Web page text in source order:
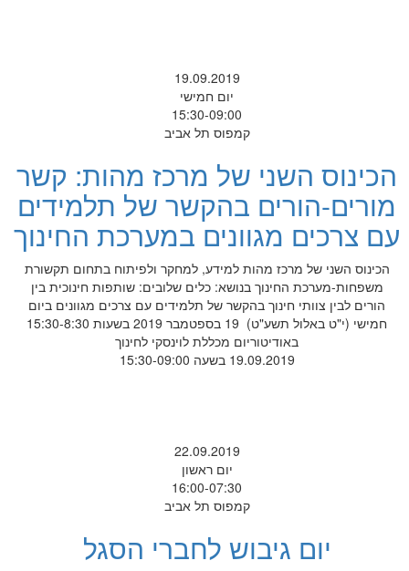
19.09.2019
יום חמישי
15:30-09:00
קמפוס תל אביב
הכינוס השני של מרכז מהות: קשר
מורים-הורים בהקשר של תלמידים
עם צרכים מגוונים במערכת החינוך
הכינוס השני של מרכז מהות למידע, למחקר ולפיתוח בתחום תקשורת
משפחות-מערכת החינוך בנושא: כלים שלובים: שותפות חינוכית בין
הורים לבין צוותי חינוך בהקשר של תלמידים עם צרכים מגוונים ביום
חמישי (י"ט באלול תשע"ט) 19 בספטמבר 2019 בשעות 15:30-8:30
באודיטוריום מכללת לוינסקי לחינוך
19.09.2019 בשעה 15:30-09:00
22.09.2019
יום ראשון
16:00-07:30
קמפוס תל אביב
יום גיבוש לחברי הסגל